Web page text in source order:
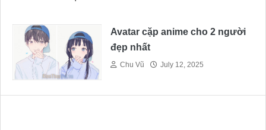
Avatar cặp anime cho 2 người
đẹp nhất
Chu Vũ July 12, 2025